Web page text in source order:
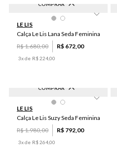
COMPRAR
38
LE LIS
Calça Le Lis Lana Seda Feminina
R$1.680,00 R$ 672,00
3x de R$22400
COMPRAR
40 38
LE LIS
Calça Le Lis Suzy Seda Feminina
R$1.980,00 R$ 792,00
3x de R$26400